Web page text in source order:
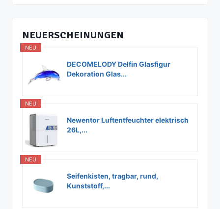
NEUERSCHEINUNGEN
NEU
DECOMELODY Delfin Glasfigur
Dekoration Glas...
NEU
Newentor Luftentfeuchter elektrisch
26L,...
NEU
Seifenkisten, tragbar, rund,
Kunststoff,...